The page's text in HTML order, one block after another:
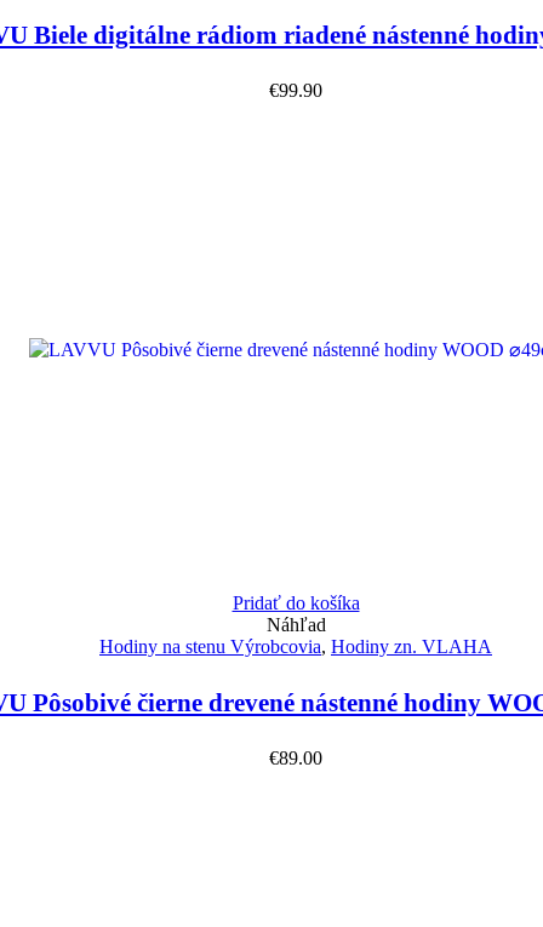
Biele digitálne rádiom riadené nástenné
€99.90
Pridať do košíka
Náhľad
Hodiny na stenu Výrobcovia, Hodiny zn. VLAHA
Pôsobivé čierne drevené nástenné hodiny
€89.00